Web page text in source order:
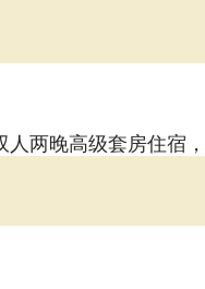
两晚高级套房住宿